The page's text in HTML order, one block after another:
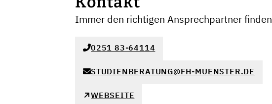
Immer den richtigen Ansprechpartner finden
0251 83-64114
STUDIENBERATUNG@FH-MUENSTER.DE
WEBSEITE